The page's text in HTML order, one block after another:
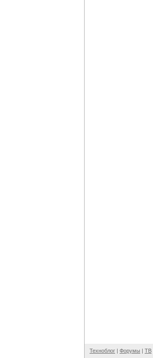
Техноблог | Форумы | ТВ